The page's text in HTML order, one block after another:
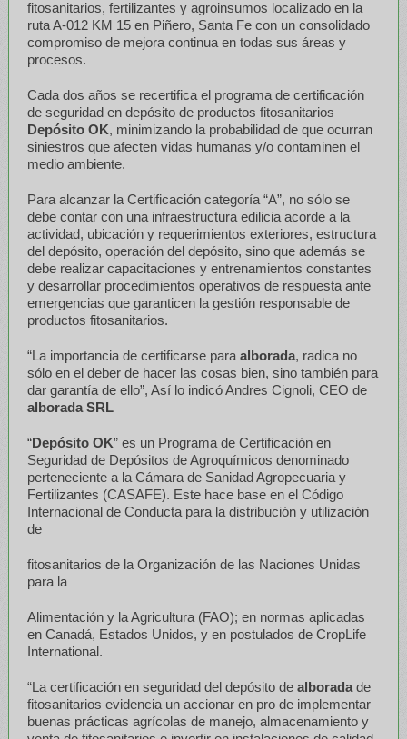
fitosanitarios, fertilizantes y agroinsumos localizado en la
ruta A-012 KM 15 en Piñero, Santa Fe con un consolidado
compromiso de mejora continua en todas sus áreas y
procesos.
Cada dos años se recertifica el programa de certificación
de seguridad en depósito de productos fitosanitarios –
Depósito OK, minimizando la probabilidad de que ocurran
siniestros que afecten vidas humanas y/o contaminen el
medio ambiente.
Para alcanzar la Certificación categoría “A”, no sólo se
debe contar con una infraestructura edilicia acorde a la
actividad, ubicación y requerimientos exteriores, estructura
del depósito, operación del depósito, sino que además se
debe realizar capacitaciones y entrenamientos constantes
y desarrollar procedimientos operativos de respuesta ante
emergencias que garanticen la gestión responsable de
productos fitosanitarios.
“La importancia de certificarse para alborada, radica no
sólo en el deber de hacer las cosas bien, sino también para
dar garantía de ello”, Así lo indicó Andres Cignoli, CEO de
alborada SRL
“Depósito OK” es un Programa de Certificación en
Seguridad de Depósitos de Agroquímicos denominado
perteneciente a la Cámara de Sanidad Agropecuaria y
Fertilizantes (CASAFE). Este hace base en el Código
Internacional de Conducta para la distribución y utilización
de
fitosanitarios de la Organización de las Naciones Unidas
para la
Alimentación y la Agricultura (FAO); en normas aplicadas
en Canadá, Estados Unidos, y en postulados de CropLife
International.
“La certificación en seguridad del depósito de alborada de
fitosanitarios evidencia un accionar en pro de implementar
buenas prácticas agrícolas de manejo, almacenamiento y